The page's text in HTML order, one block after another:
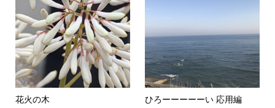
花火の木 ひろーーーーーい 応用編